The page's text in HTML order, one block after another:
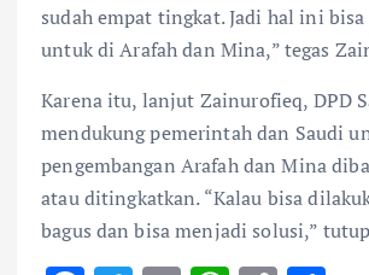
sudah empat tingkat. Jadi hal ini
untuk di Arafah dan Mina,” tegas
Karena itu, lanjut Zainurofieq, DPD
mendukung pemerintah dan Saudi
pengembangan Arafah dan Mina
atau ditingkatkan. “Kalau bisa
bagus dan bisa menjadi solusi,”